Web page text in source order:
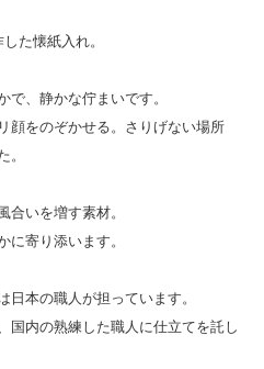
た懐紙入れ。
、静かな佇まいです。
顔をのぞかせる。さりげない場所
いを増す素材。
寄り添います。
本の職人が担っています。
国内の熟練した職人に仕立てを託し